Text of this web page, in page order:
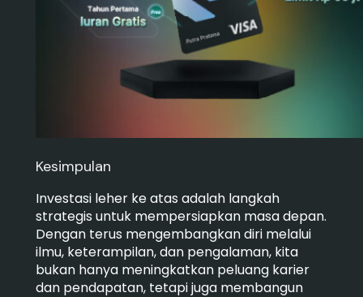
Kesimpulan
Investasi leher ke atas adalah langkah
strategis untuk mempersiapkan masa depan.
Dengan terus mengembangkan diri melalui
ilmu, keterampilan, dan pengalaman, kita
bukan hanya meningkatkan peluang karier
dan pendapatan, tetapi juga membangun